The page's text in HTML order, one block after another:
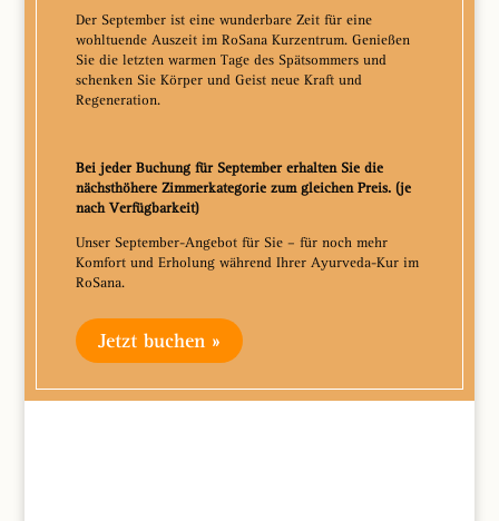
Der September ist eine wunderbare Zeit für eine
wohltuende Auszeit im RoSana Kurzentrum. Genießen
Sie die letzten warmen Tage des Spätsommers und
schenken Sie Körper und Geist neue Kraft und
Regeneration.
Bei jeder Buchung für September erhalten Sie die
nächsthöhere Zimmerkategorie zum gleichen Preis. (je
nach Verfügbarkeit)
Unser September-Angebot für Sie – für noch mehr
Komfort und Erholung während Ihrer Ayurveda-Kur im
RoSana.
Jetzt buchen »